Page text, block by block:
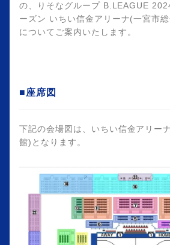
の、りそなグループ B.LEAGUE
ーズン いちい信金アリーナ(一宮市
についてご案内いたします。
■座席図
下記の会場図は、いちい信金アリー
館)となります。